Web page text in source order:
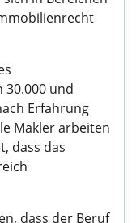
30.000 und
Erfahrung
Makler arbeiten
dass das
dass der Beruf